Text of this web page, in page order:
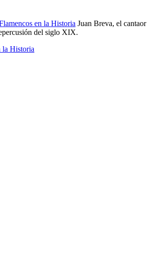
en la Historia Juan Breva, el cantaor
del siglo XIX.
la Historia